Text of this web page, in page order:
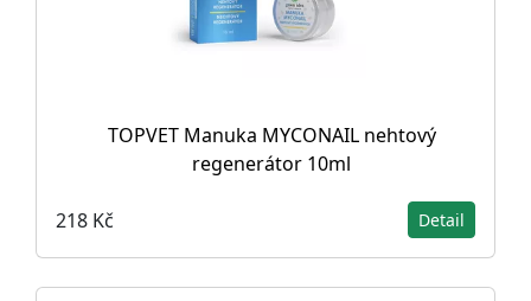
TOPVET Manuka MYCONAIL nehtový
regenerátor 10ml
218 Kč Detail